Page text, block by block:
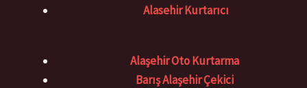
Alasehir Kurtarıcı
Alaşehir Oto Kurtarma
Barış Alaşehir Çekici